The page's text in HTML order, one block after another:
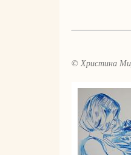
© Христина